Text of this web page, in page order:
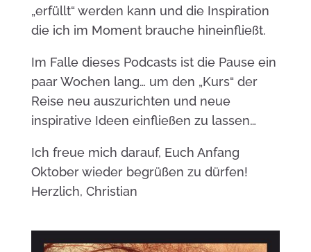
„erfüllt“ werden kann und die Inspiration
die ich im Moment brauche hineinfließt.
Im Falle dieses Podcasts ist die Pause ein
paar Wochen lang… um den „Kurs“ der
Reise neu auszurichten und neue
inspirative Ideen einfließen zu lassen…
Ich freue mich darauf, Euch Anfang
Oktober wieder begrüßen zu dürfen!
Herzlich, Christian